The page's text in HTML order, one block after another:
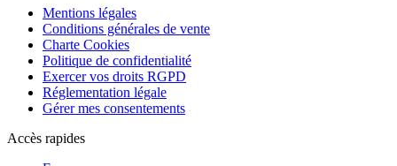
Mentions légales
Conditions générales de vente
Charte Cookies
Politique de confidentialité
Exercer vos droits RGPD
Réglementation légale
Gérer mes consentements
Accès rapides